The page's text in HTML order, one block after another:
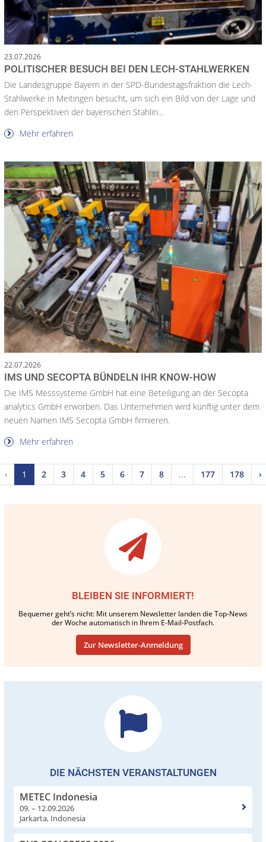
23.07.2026
POLITISCHER BESUCH BEI DEN LECH-STAHLWERKEN
Die Landesgruppe Bayern in der SPD-Bundestagsfraktion die Lech-
Stahlwerke in Meitingen besucht, um sich ein Bild von der Lage und
den Perspektiven der bayerischen Stahlin...
Mehr erfahren
22.07.2026
IMS UND SECOPTA BÜNDELN IHR KNOW-HOW
Die IMS Messsysteme GmbH hat eine Beteiligung an der Secopta
analytics GmbH erworben. Das Unternehmen wird künftig unter dem
neuen Namen IMS Secopta GmbH firmieren.
Mehr erfahren
‹ 1 2 3 4 5 6 7 8 ... 177 178 ›
BLEIBEN SIE INFORMIERT!
Bequemer geht’s nicht: Mit unserem Newsletter landen die Top-News
der Woche automatisch in Ihrem E-Mail-Postfach.
Zur Newsletter-Anmeldung
DIE NÄCHSTEN VERANSTALTUNGEN
METEC Indonesia
09. – 12.09.2026
Jarkarta, Indonesia